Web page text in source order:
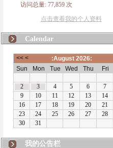
访问总量: 77,859 次
点击查看我的个人资料
Calendar
我的公告栏